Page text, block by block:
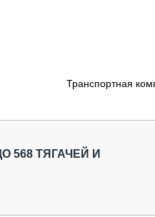
Транспортная
568 ТЯГАЧЕЙ И